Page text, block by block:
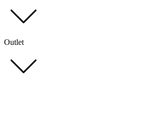
Outlet